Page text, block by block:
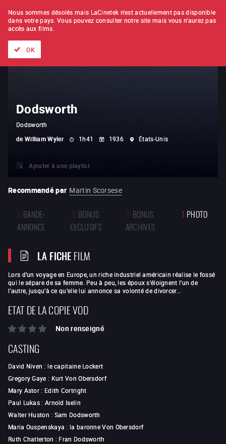
À L'UNITÉ ABONNEMENT
Dodsworth
Dodsworth
de William Wyler 1h41 1936 États-Unis
Ajouter à une playlist
Recommandé par Martin Scorsese
0 BANDE-
ANNONCE
0 BONUS
EXCLUSIFS
0 BONUS
ARCHIVES
1 PHOTO
LA FICHEFILM
Lors d’un voyage en Europe, un riche industriel américain réalise le fossé
qui le sépare de sa femme. Peu à peu, les époux s’éloignent l’un de
l’autre, jusqu’à ce qu’elle lui annonce sa volonté de divorcer...
ETAT DE LA COPIE VOD
Non renseigné
CASTING
David Niven :le capitaine Lockert
Gregory Gaye : Kurt Von Obersdorf
Mary Astor: Edith Cortright
Paul Lukas: Arnold Iselin
Walter Huston : Sam Dodsworth
Maria Ouspenskaya :la baronne Von Obersdorf
Ruth Chatterton : Fran Dodsworth
Nous sommes désolés mais LaCinetek n'est actuellement pas disponible
dans votre pays. Vous pouvez consulter notre site mais vous n'aurez pas
accès aux films.
OK